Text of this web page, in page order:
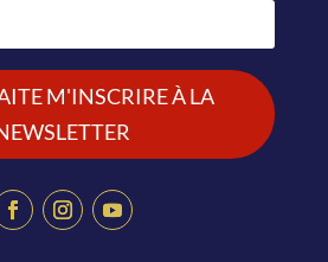
M'INSCRIRE À LA